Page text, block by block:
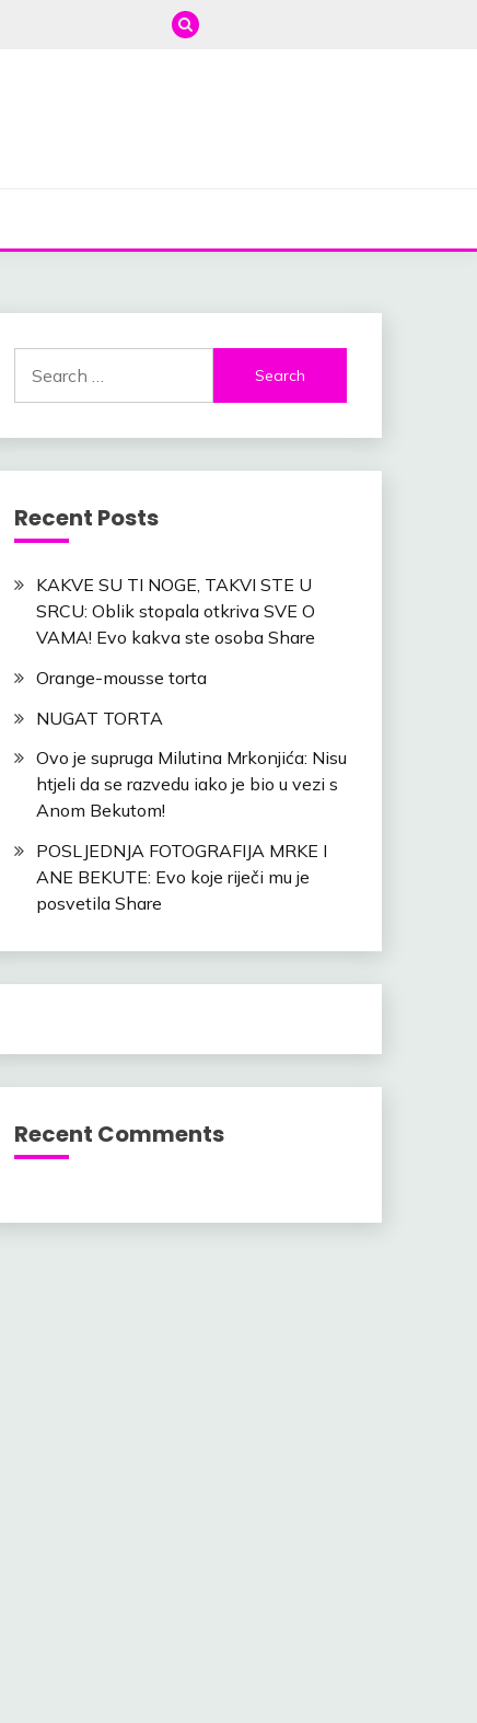
for:
Recent Posts
KAKVE SU TI NOGE, TAKVI STE U
SRCU: Oblik stopala otkriva SVE O
VAMA! Evo kakva ste osoba Share
Orange-mousse torta
NUGAT TORTA
Ovo je supruga Milutina Mrkonjića: Nisu
htjeli da se razvedu iako je bio u vezi s
Anom Bekutom!
POSLJEDNJA FOTOGRAFIJA MRKE I
ANE BEKUTE: Evo koje riječi mu je
posvetila Share
Recent Comments